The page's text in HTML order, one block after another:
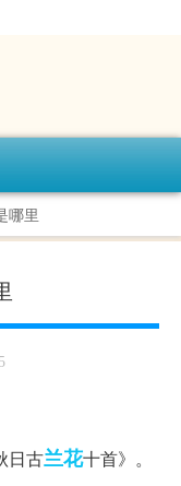
哪里
日古兰花十首》。